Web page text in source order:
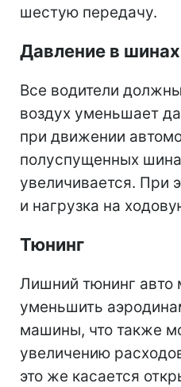
шестую передачу.
Давление в шинах
Все водители
воздух уменьшает
при движении
полуспущенных
увеличивается. При
и нагрузка на
Тюнинг
Лишний тюнинг
уменьшить
машины, что также
увеличению
это же касается